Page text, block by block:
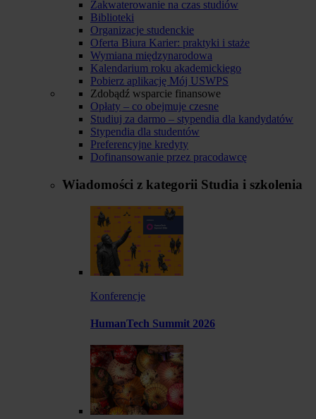
Zakwaterowanie na czas studiów
Biblioteki
Organizacje studenckie
Oferta Biura Karier: praktyki i staże
Wymiana międzynarodowa
Kalendarium roku akademickiego
Pobierz aplikację Mój USWPS
Zdobądź wsparcie finansowe
Opłaty – co obejmuje czesne
Studiuj za darmo – stypendia dla kandydatów
Stypendia dla studentów
Preferencyjne kredyty
Dofinansowanie przez pracodawcę
Wiadomości z kategorii Studia i szkolenia
Konferencje
HumanTech Summit 2026